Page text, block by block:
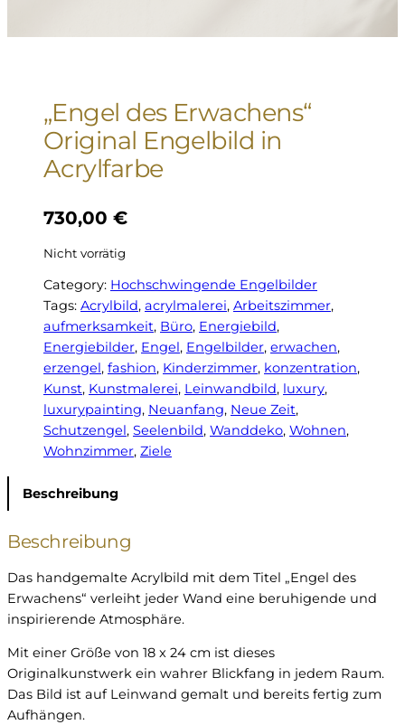
„Engel des Erwachens“
Original Engelbild in
Acrylfarbe
730,00 €
Nicht vorrätig
Category: Hochschwingende Engelbilder
Tags: Acrylbild, acrylmalerei, Arbeitszimmer
aufmerksamkeit, Büro, Energiebild
Energiebilder, Engel, Engelbilder, erwachen
erzengel, fashion, Kinderzimmer, konzentration
Kunst, Kunstmalerei, Leinwandbild, luxury
luxurypainting, Neuanfang, Neue Zeit
Schutzengel, Seelenbild, Wanddeko, Wohnen
Wohnzimmer, Ziele
Beschreibung
Beschreibung
Das handgemalte Acrylbild mit dem Titel „Engel des
Erwachens“ verleiht jeder Wand eine beruhigende und
inspirierende Atmosphäre.
Mit einer Größe von 18 x 24 cm ist dieses
Originalkunstwerk ein wahrer Blickfang in jedem Raum.
Das Bild ist auf Leinwand gemalt und bereits fertig zum
Aufhängen.